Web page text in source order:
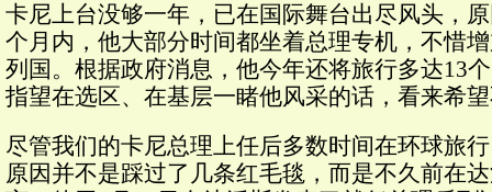
卡尼上台没够一年，已在国际舞台出尽风头，
个月内，他大部分时间都坐着总理专机，不惜
列国。根据政府消息，他今年还将旅行多达13
指望在选区、在基层一睹他风采的话，看来希
尽管我们的卡尼总理上任后多数时间在环球旅
原因并不是踩过了几条红毛毯，而是不久前在